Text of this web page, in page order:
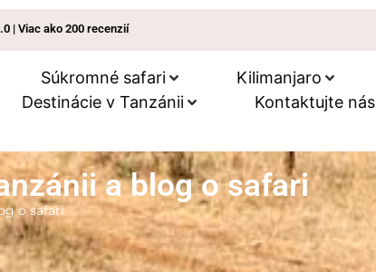
| Viac ako 200 recenzií
Súkromné ​​safari Kilimanjaro
Destinácie v Tanzánii
Kontaktujte nás
a blog o safari
o safari